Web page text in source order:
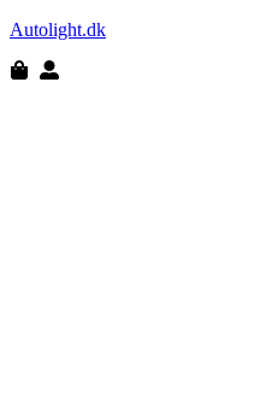
Autolight.dk